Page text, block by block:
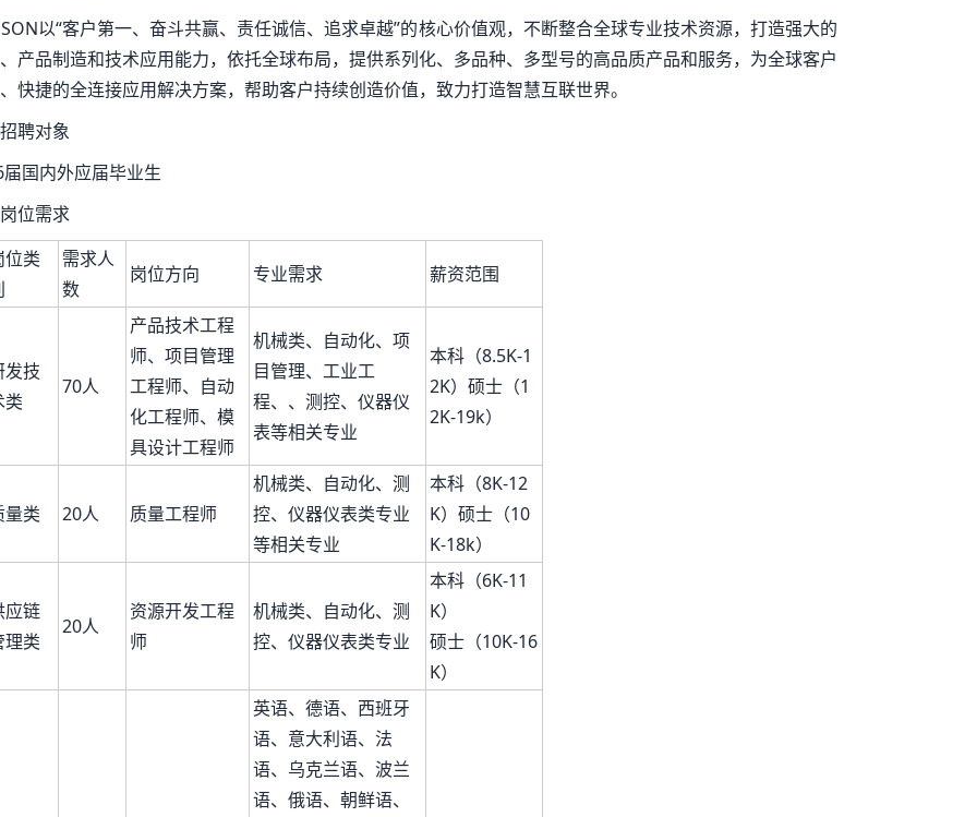
以“客户第一、奋斗共赢、责任诚信、追求卓越”的核心价值观，不断整合全球专业技术资源，打造强大的
产品制造和技术应用能力，依托全球布局，提供系列化、多品种、多型号的高品质产品和服务，为全球客户
快捷的全连接应用解决方案，帮助客户持续创造价值，致力打造智慧互联世界。
聘对象
国内外应届毕业生
位需求
位类
需求人
数
岗位方向 专业需求 薪资范围
发技
类
70人
产品技术工程
师、项目管理
工程师、自动
化工程师、模
具设计工程师
机械类、自动化、项
目管理、工业工
程、、测控、仪器仪
表等相关专业
本科（8.5K-1
2K）硕士（1
2K-19k）
量类 20人 质量工程师
机械类、自动化、测
控、仪器仪表类专业
等相关专业
本科（8K-12
K）硕士（10
K-18k）
应链
理类
20人
资源开发工程
师
机械类、自动化、测
控、仪器仪表类专业
本科（6K-11
K）
硕士（10K-16
K）
英语、德语、西班牙
语、意大利语、法
语、乌克兰语、波兰
语、俄语、朝鲜语、